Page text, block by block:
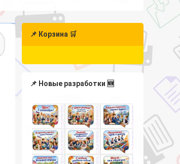
📌 Корзина 🛒
📌 Новые разработки 🆕